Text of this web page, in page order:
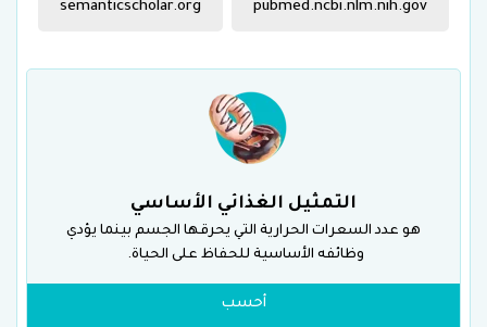
pubmed.ncbi.nlm.nih.gov
semanticscholar.org
التمثيل الغذائي الأساسي
هو عدد السعرات الحرارية التي يحرقها الجسم بينما يؤدي
وظائفه الأساسية للحفاظ على الحياة.
أحسب